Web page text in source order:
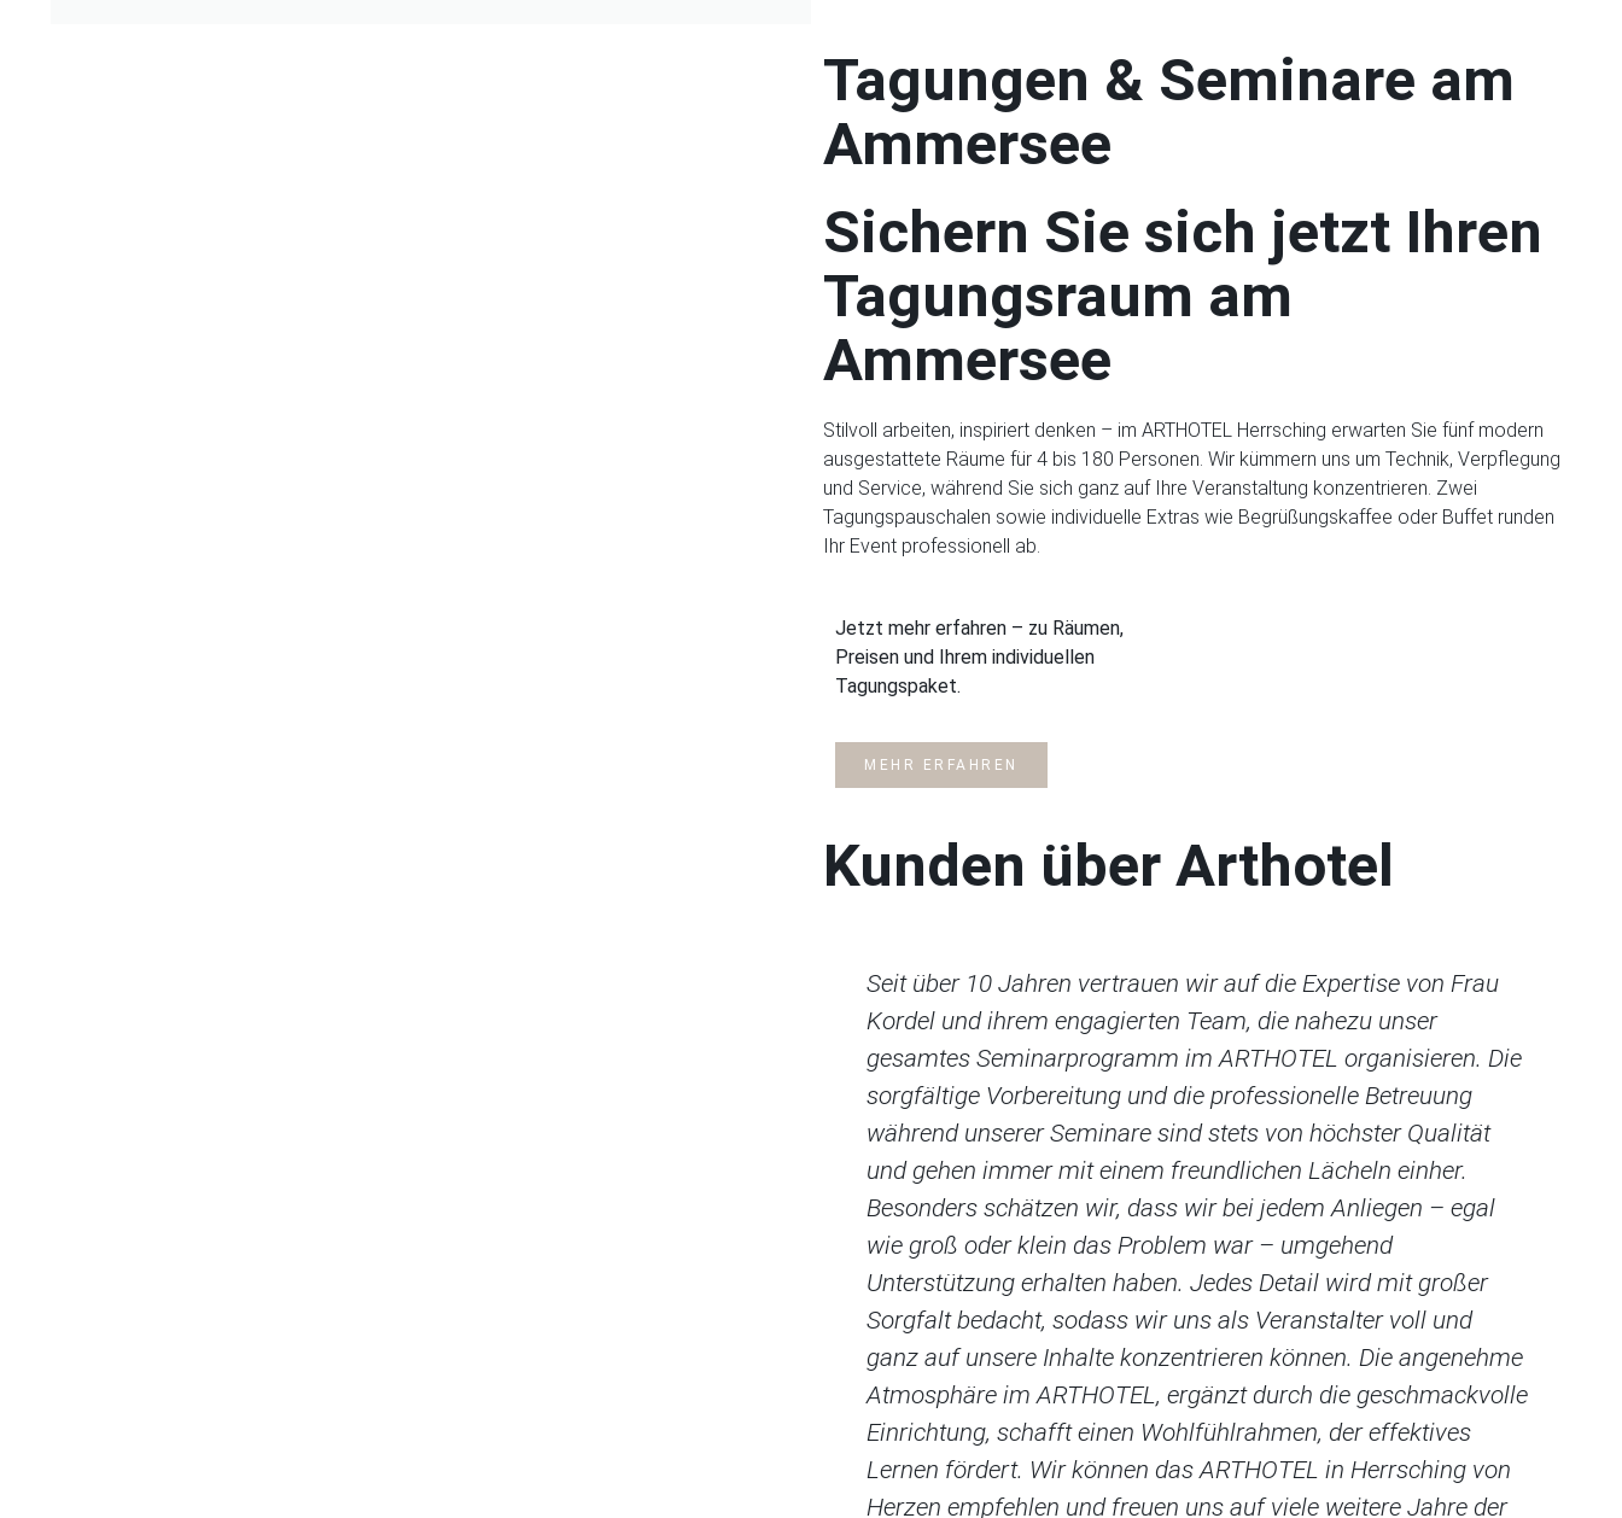
Tagungen & Seminare am
Ammersee
Sichern Sie sich jetzt Ihren
Tagungsraum am
Ammersee
Stilvoll arbeiten, inspiriert denken – im ARTHOTEL Herrsching erwarten Sie fünf modern
ausgestattete Räume für 4 bis 180 Personen. Wir kümmern uns um Technik, Verpflegung
und Service, während Sie sich ganz auf Ihre Veranstaltung konzentrieren. Zwei
Tagungspauschalen sowie individuelle Extras wie Begrüßungskaffee oder Buffet runden
Ihr Event professionell ab.
Jetzt mehr erfahren – zu Räumen,
Preisen und Ihrem individuellen
Tagungspaket.
MEHR ERFAHREN
Kunden über Arthotel
Seit über 10 Jahren vertrauen wir auf die Expertise von Frau
Kordel und ihrem engagierten Team, die nahezu unser
gesamtes Seminarprogramm im ARTHOTEL organisieren. Die
sorgfältige Vorbereitung und die professionelle Betreuung
während unserer Seminare sind stets von höchster Qualität
und gehen immer mit einem freundlichen Lächeln einher.
Besonders schätzen wir, dass wir bei jedem Anliegen – egal
wie groß oder klein das Problem war – umgehend
Unterstützung erhalten haben. Jedes Detail wird mit großer
Sorgfalt bedacht, sodass wir uns als Veranstalter voll und
ganz auf unsere Inhalte konzentrieren können. Die angenehme
Atmosphäre im ARTHOTEL, ergänzt durch die geschmackvolle
Einrichtung, schafft einen Wohlfühlrahmen, der effektives
Lernen fördert. Wir können das ARTHOTEL in Herrsching von
Herzen empfehlen und freuen uns auf viele weitere Jahre der